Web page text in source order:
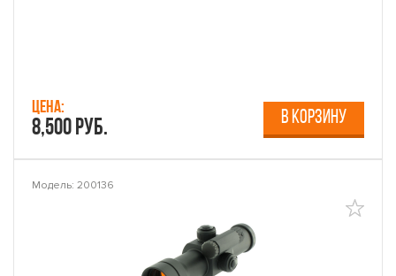
Цена:
8,500 руб. В КОРЗИНУ
Модель: 200136